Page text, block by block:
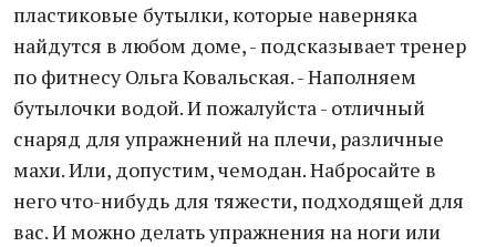
пластиковые бутылки, которые наверняка
найдутся в любом доме, - подсказывает тренер
по фитнесу Ольга Ковальская. - Наполняем
бутылочки водой. И пожалуйста - отличный
снаряд для упражнений на плечи, различные
махи. Или, допустим, чемодан. Набросайте в
него что-нибудь для тяжести, подходящей для
вас. И можно делать упражнения на ноги или